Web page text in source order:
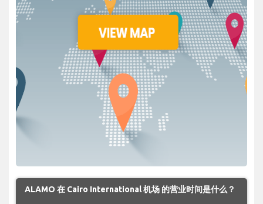
ALAMO 在 Cairo International 机场 的营业时间是什么？